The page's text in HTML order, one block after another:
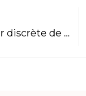
Tout savoir sur le Freesia : la star discrète de vos plus beaux bouquets